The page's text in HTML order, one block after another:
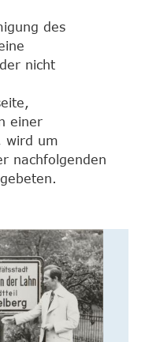
des
nicht
einer
wird um
nachfolgenden